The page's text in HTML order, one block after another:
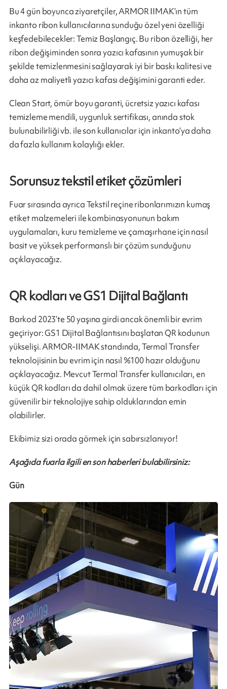
Bu 4 gün boyunca ziyaretçiler, ARMOR IIMAK’ın tüm
inkanto ribon kullanıcılarına sunduğu özel yeni özelliği
keşfedebilecekler: Temiz Başlangıç. Bu ribon özelliği, her
ribon değişiminden sonra yazıcı kafasının yumuşak bir
şekilde temizlenmesini sağlayarak iyi bir baskı kalitesi ve
daha az maliyetli yazıcı kafası değişimini garanti eder.
Clean Start, ömür boyu garanti, ücretsiz yazıcı kafası
temizleme mendili, uygunluk sertifikası, anında stok
bulunabilirliği vb. ile son kullanıcılar için inkanto’ya daha
da fazla kullanım kolaylığı ekler.
Sorunsuz tekstil etiket çözümleri
Fuar sırasında ayrıca Tekstil reçine ribonlarımızın kumaş
etiket malzemeleri ile kombinasyonunun bakım
uygulamaları, kuru temizleme ve çamaşırhane için nasıl
basit ve yüksek performanslı bir çözüm sunduğunu
açıklayacağız.
QR kodları ve GS1 Dijital Bağlantı
Barkod 2023’te 50 yaşına girdi ancak önemli bir evrim
geçiriyor: GS1 Dijital Bağlantısını başlatan QR kodunun
yükselişi. ARMOR-IIMAK standında, Termal Transfer
teknolojisinin bu evrim için nasıl %100 hazır olduğunu
açıklayacağız. Mevcut Termal Transfer kullanıcıları, en
küçük QR kodları da dahil olmak üzere tüm barkodları için
güvenilir bir teknolojiye sahip olduklarından emin
olabilirler.
Ekibimiz sizi orada görmek için sabırsızlanıyor!
Aşağıda fuarla ilgili en son haberleri bulabilirsiniz:
Gün